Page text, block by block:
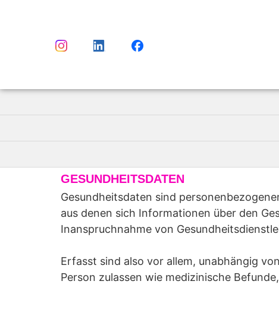
GESUNDHEITSDATEN
Gesundheitsdaten sind
aus denen sich Informationen über den
Inanspruchnahme von
Erfasst sind also vor allem, unabhängig
Person zulassen wie medizinische